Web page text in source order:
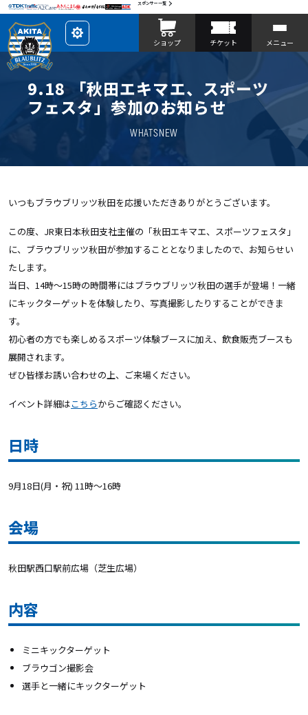
スポンサー一覧
レ
イ
ア
を
カ
ス
タ
マ
ショップ チケット メニュー
9.18 「秋田エキマエ、スポーツ
フェスタ」参加のお知らせ
WHATSNEW
いつもブラウブリッツ秋田を応援いただきありがとうございます。
この度、 JR東日本秋田支社主催の「秋田エキマエ、スポーツフェスタ」
に、ブラウブリッツ秋田が参加することとなりましたので、お知らせい
たします。
当日、14時～15時の時間帯にはブラウブリッツ秋田の選手が登場！一緒
にキックターゲットを体験したり、写真撮影したりすることができま
す。
初心者の方でも楽しめるスポーツ体験ブースに加え、飲食販売ブースも
展開されます。
ぜひ皆様お誘い合わせの上、ご来場ください。
イベント詳細はこちらからご確認ください。
日時
9月18日(月・祝) 11時～16時
会場
秋田駅西口駅前広場（芝生広場）
内容
ミニキックターゲット
ブラウゴン撮影会
選手と一緒にキックターゲット